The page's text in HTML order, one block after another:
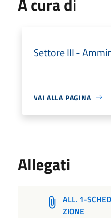
A cura di
Settore III -
VAI ALLA PAGINA
Allegati
ALL. 1-
ZIONE